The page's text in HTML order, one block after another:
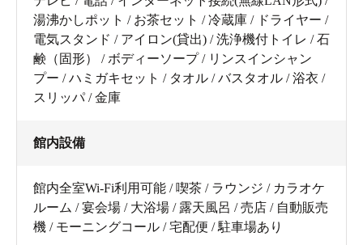
湯沸かしポット / お茶セット / 冷蔵庫 / ドライヤー /
電気スタンド / アイロン(貸出) / 洗浄機付トイレ / 石
鹸（固形） / ボディーソープ / リンスインシャン
プー / ハミガキセット / タオル / バスタオル / 浴衣 /
スリッパ / 金庫
館内設備
館内全室Wi-Fi利用可能 / 喫茶 / ラウンジ / カラオケ
ルーム / 宴会場 / 大浴場 / 露天風呂 / 売店 / 自動販売
機 / モーニングコール / 宅配便 / 駐車場あり